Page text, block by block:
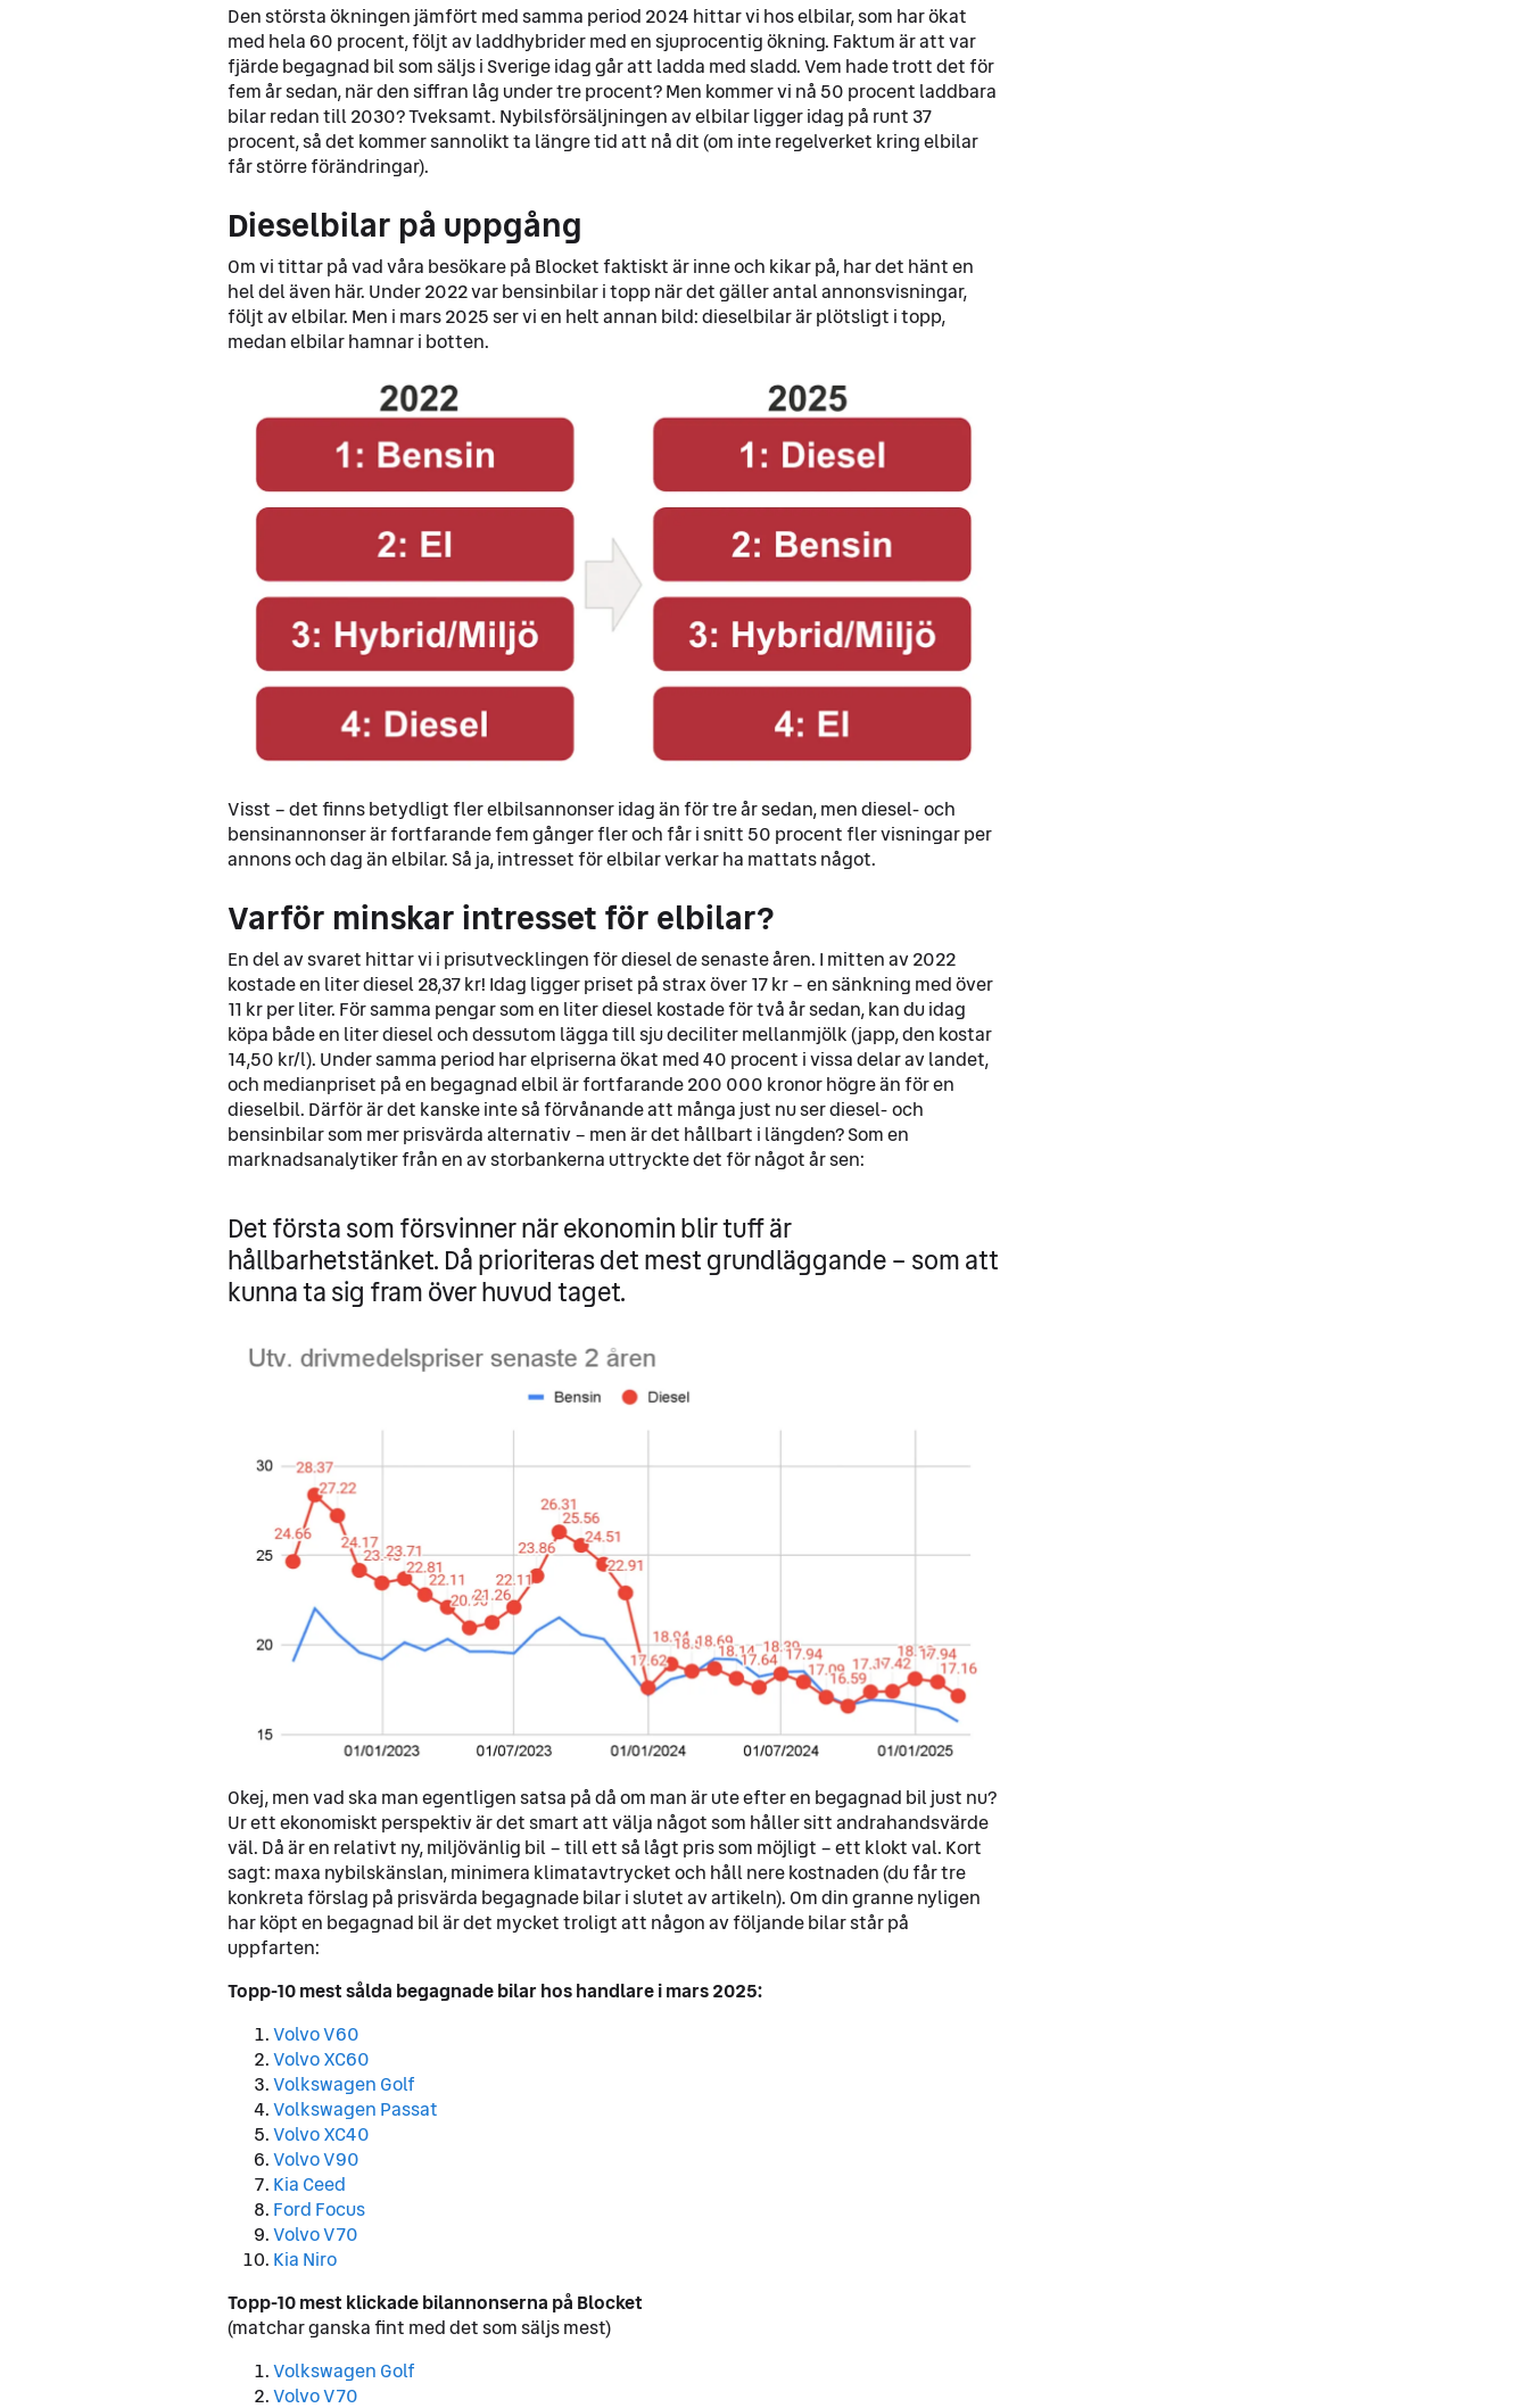
Den största ökningen jämfört med samma period 2024 hittar vi hos elbilar, som har ökat
med hela 60 procent, följt av laddhybrider med en sjuprocentig ökning. Faktum är att var
fjärde begagnad bil som säljs i Sverige idag går att ladda med sladd. Vem hade trott det för
fem år sedan, när den siffran låg under tre procent? Men kommer vi nå 50 procent laddbara
bilar redan till 2030? Tveksamt. Nybilsförsäljningen av elbilar ligger idag på runt 37
procent, så det kommer sannolikt ta längre tid att nå dit (om inte regelverket kring elbilar
får större förändringar).
Dieselbilar på uppgång
Om vi tittar på vad våra besökare på Blocket faktiskt är inne och kikar på, har det hänt en
hel del även här. Under 2022 var bensinbilar i topp när det gäller antal annonsvisningar,
följt av elbilar. Men i mars 2025 ser vi en helt annan bild: dieselbilar är plötsligt i topp,
medan elbilar hamnar i botten.
Visst – det finns betydligt fler elbilsannonser idag än för tre år sedan, men diesel- och
bensinannonser är fortfarande fem gånger fler och får i snitt 50 procent fler visningar per
annons och dag än elbilar. Så ja, intresset för elbilar verkar ha mattats något.
Varför minskar intresset för elbilar?
En del av svaret hittar vi i prisutvecklingen för diesel de senaste åren. I mitten av 2022
kostade en liter diesel 28,37 kr! Idag ligger priset på strax över 17 kr – en sänkning med över
11 kr per liter. För samma pengar som en liter diesel kostade för två år sedan, kan du idag
köpa både en liter diesel och dessutom lägga till sju deciliter mellanmjölk (japp, den kostar
14,50 kr/l). Under samma period har elpriserna ökat med 40 procent i vissa delar av landet,
och medianpriset på en begagnad elbil är fortfarande 200 000 kronor högre än för en
dieselbil. Därför är det kanske inte så förvånande att många just nu ser diesel- och
bensinbilar som mer prisvärda alternativ – men är det hållbart i längden? Som en
marknadsanalytiker från en av storbankerna uttryckte det för något år sen:
Det första som försvinner när ekonomin blir tuff är
hållbarhetstänket. Då prioriteras det mest grundläggande – som att
kunna ta sig fram över huvud taget.
Okej, men vad ska man egentligen satsa på då om man är ute efter en begagnad bil just nu?
Ur ett ekonomiskt perspektiv är det smart att välja något som håller sitt andrahandsvärde
väl. Då är en relativt ny, miljövänlig bil – till ett så lågt pris som möjligt – ett klokt val. Kort
sagt: maxa nybilskänslan, minimera klimatavtrycket och håll nere kostnaden (du får tre
konkreta förslag på prisvärda begagnade bilar i slutet av artikeln). Om din granne nyligen
har köpt en begagnad bil är det mycket troligt att någon av följande bilar står på
uppfarten:
Topp-10 mest sålda begagnade bilar hos handlare i mars 2025:
Volvo V60
Volvo XC60
Volkswagen Golf
Volkswagen Passat
Volvo XC40
Volvo V90
Kia Ceed
Ford Focus
VolvoV70
Kia Niro
Topp-10 mest klickade bilannonserna på Blocket
(matchar ganska fint med det som säljs mest)
Volkswagen Golf
Volvo V70